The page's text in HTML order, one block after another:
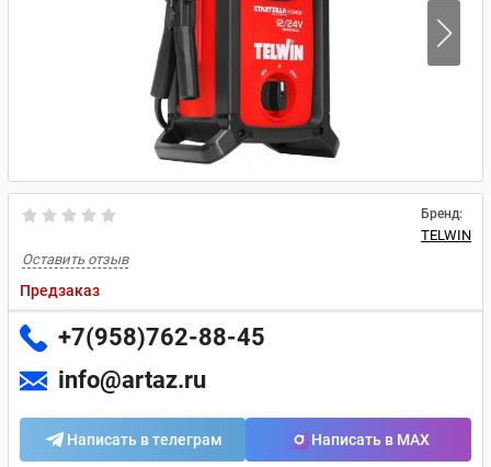
Бренд:
TELWIN
Оставить отзыв
Предзаказ
+7(958)762-88-45
info@artaz.ru
Написать в телеграм Написать в MAX